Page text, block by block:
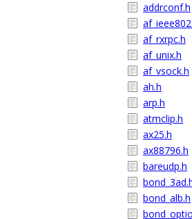
addrconf.h
af_rxrpc.h
af_unix.h
af_vsock.h
ah.h
arp.h
atmclip.h
ax25.h
ax88796.h
bareudp.h
bond_alb.h